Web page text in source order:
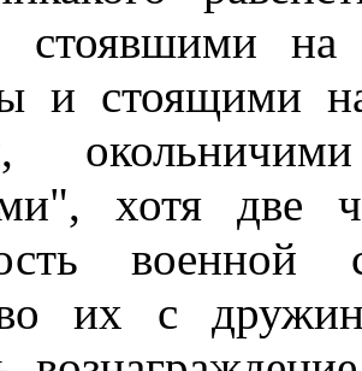
стоявшими на
и стоящими
хотя
их с